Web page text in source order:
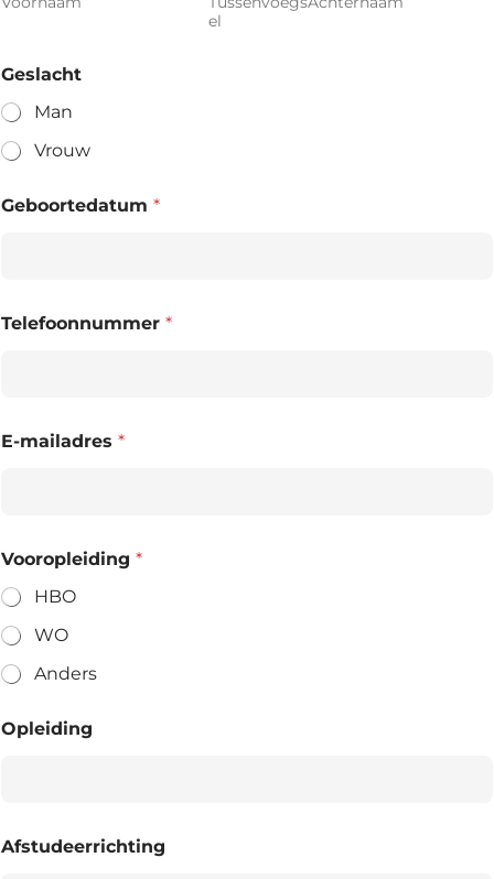
el
Geslacht
Man
Vrouw
Geboortedatum *
Telefoonnummer *
E-mailadres *
Vooropleiding *
HBO
WO
Anders
Opleiding
Afstudeerrichting